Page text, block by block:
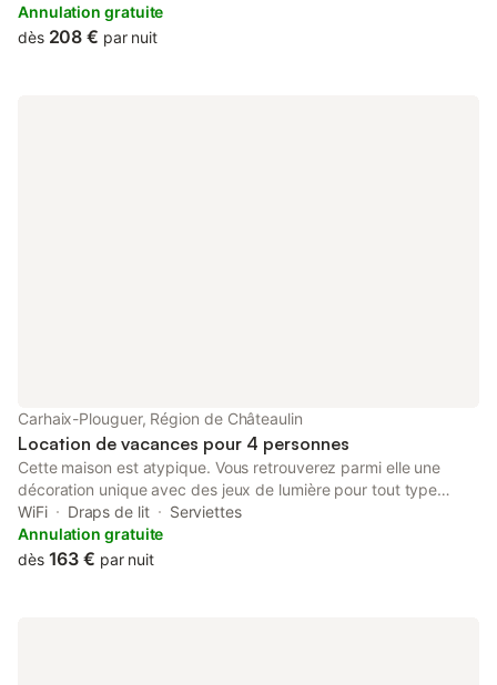
barbecue, un jardin et un parking privé gratuit. Le logement
dispose d'une cuisine avec un réfrigérateur et un four, lave
Annulation gratuite
dès 208 € par nuit
Carhaix-Plouguer, Région de Châteaulin
Location de vacances pour 4 personnes
Cette maison est atypique. Vous retrouverez parmi elle une
décoration unique avec des jeux de lumière pour tout type
d'ambiance. Avec son feuillage qui nous entour, la salle de bain
vous offrira une immersion dans les tropiques ! Le patio a aussi
ses atout. De jour celui-ci est idéal pour bouquiner ou "surfer sur
WiFi Draps de lit
Serviettes
Annulation gratuite
dès 163 € par nuit